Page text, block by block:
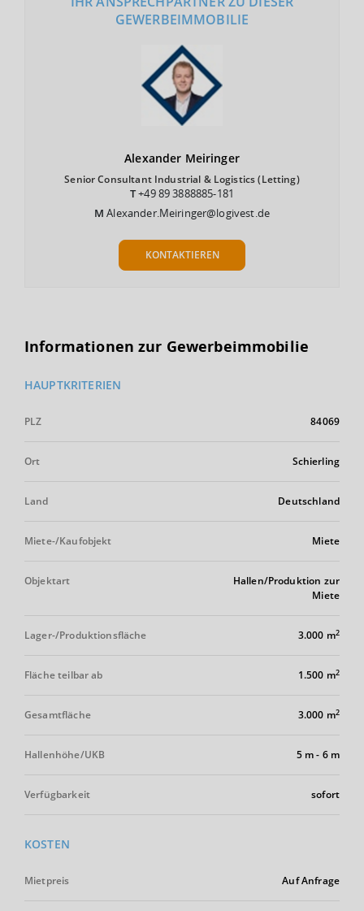
GEWERBEIMMOBILIE
Alexander Meiringer
Senior Consultant Industrial & Logistics (Letting)
T+49 89 3888885-181
MAlexander.Meiringer@logivest.de
KONTAKTIEREN
Informationen zur Gewerbeimmobilie
HAUPTKRITERIEN
PLZ 84069
Ort Schierling
Land Deutschland
Miete-/Kaufobjekt Miete
Objektart
Hallen/Produktion zur
Miete
Lager-/Produktionsfläche 3.000 m2
Fläche teilbar ab 1.500 m2
Gesamtfläche 3.000 m2
Hallenhöhe/UKB 5 m- 6 m
Verfügbarkeit sofort
KOSTEN
Mietpreis Auf Anfrage